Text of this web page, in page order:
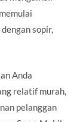
sopir,
Anda
relatif murah,
pelanggan